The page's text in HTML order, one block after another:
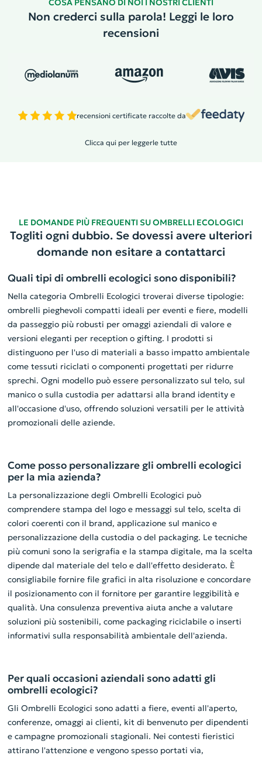
COSA PENSANO DI NOI I NOSTRI CLIENTI
Non crederci sulla parola! Leggi le loro
recensioni
recensioni certificate raccolte da
Clicca qui per leggerle tutte
LE DOMANDE PIÙ FREQUENTI SU OMBRELLI ECOLOGICI
Togliti ogni dubbio. Se dovessi avere ulteriori
domande non esitare a contattarci
Quali tipi di ombrelli ecologici sono disponibili?
Nella categoria Ombrelli Ecologici troverai diverse tipologie:
ombrelli pieghevoli compatti ideali per eventi e fiere, modelli
da passeggio più robusti per omaggi aziendali di valore e
versioni eleganti per reception o gifting. I prodotti si
distinguono per l'uso di materiali a basso impatto ambientale
come tessuti riciclati o componenti progettati per ridurre
sprechi. Ogni modello può essere personalizzato sul telo, sul
manico o sulla custodia per adattarsi alla brand identity e
all'occasione d'uso, offrendo soluzioni versatili per le attività
promozionali delle aziende.
Come posso personalizzare gli ombrelli ecologici
per la mia azienda?
La personalizzazione degli Ombrelli Ecologici può
comprendere stampa del logo e messaggi sul telo, scelta di
colori coerenti con il brand, applicazione sul manico e
personalizzazione della custodia o del packaging. Le tecniche
più comuni sono la serigrafia e la stampa digitale, ma la scelta
dipende dal materiale del telo e dall'effetto desiderato. È
consigliabile fornire file grafici in alta risoluzione e concordare
il posizionamento con il fornitore per garantire leggibilità e
qualità. Una consulenza preventiva aiuta anche a valutare
soluzioni più sostenibili, come packaging riciclabile o inserti
informativi sulla responsabilità ambientale dell'azienda.
Per quali occasioni aziendali sono adatti gli
ombrelli ecologici?
Gli Ombrelli Ecologici sono adatti a fiere, eventi all'aperto,
conferenze, omaggi ai clienti, kit di benvenuto per dipendenti
e campagne promozionali stagionali. Nei contesti fieristici
attirano l'attenzione e vengono spesso portati via,